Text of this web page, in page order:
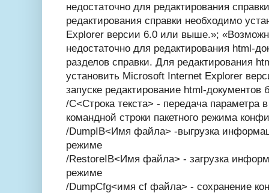
недостаточно для редактирования
редактирования справки необходимо
Explorer версии 6.0 или выше.»;
недостаточно для редактирования html-
разделов справки. Для редактирования
установить Microsoft Internet Explorer
запуске редактирование html-документов
/C<Строка текста> - передача
командной строки пакетного режима
/DumpIB<Имя файла> -выгрузка
режиме
/RestoreIB<Имя файла> - загрузка
режиме
/DumpCfg<имя cf файла> - сохранение